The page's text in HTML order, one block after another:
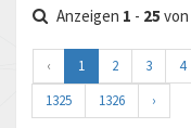
Anzeigen 1 - 25 von
‹ 1 2 3 4
1325
1326 ›